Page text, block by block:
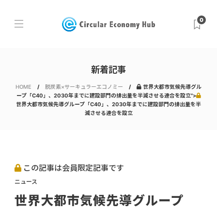
0
新着記事
HOME 脱炭素×サーキュラーエコノミー
世界大都市気候先導グル
ープ「C40」、2030年までに建設部門の排出量を半減させる連合を設立">
世界大都市気候先導グループ「C40」、2030年までに建設部門の排出量を半
減させる連合を設立
この記事は会員限定記事です
ニュース
世界大都市気候先導グループ